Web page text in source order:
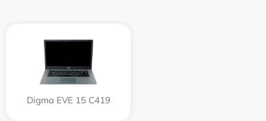
Digma EVE 15 C419